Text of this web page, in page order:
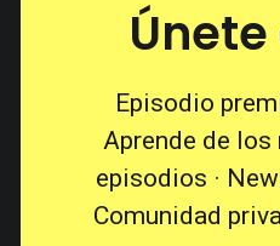
Episodio
Aprende de los
episodios ·
Comunidad